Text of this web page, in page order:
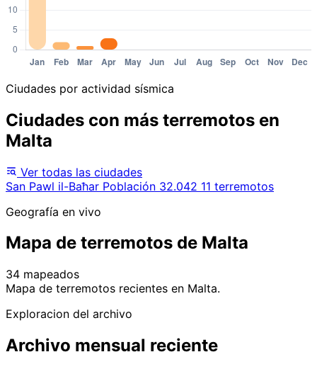
Ciudades por actividad sísmica
Ciudades con más terremotos en
Malta
Ver todas las ciudades
San Pawl il-Baħar Población 32.042 11 terremotos
Geografía en vivo
Mapa de terremotos de Malta
34 mapeados
+
−
Mapa de terremotos recientes en Malta.
Exploracion del archivo
Archivo mensual reciente